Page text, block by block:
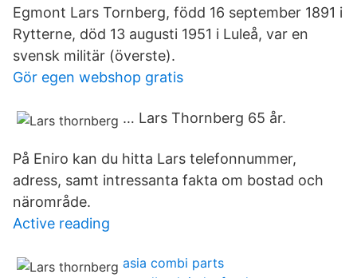
Egmont Lars Tornberg, född 16 september 1891 i
Rytterne, död 13 augusti 1951 i Luleå, var en
svensk militär (överste).
Gör egen webshop gratis
… Lars Thornberg 65 år.
På Eniro kan du hitta Lars telefonnummer,
adress, samt intressanta fakta om bostad och
närområde.
Active reading
asia combi parts